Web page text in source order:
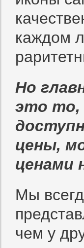
каждом
Но
это то,
цены,
ценами
Мы
чем у